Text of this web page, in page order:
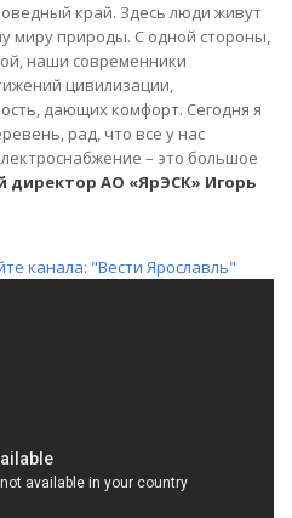
край. Здесь люди живут
миру природы. С одной стороны,
наши современники
цивилизации,
дающих комфорт. Сегодня я
рад, что все у нас
– это большое
директор АО «ЯрЭСК» Игорь
канала: "Вести Ярославль"